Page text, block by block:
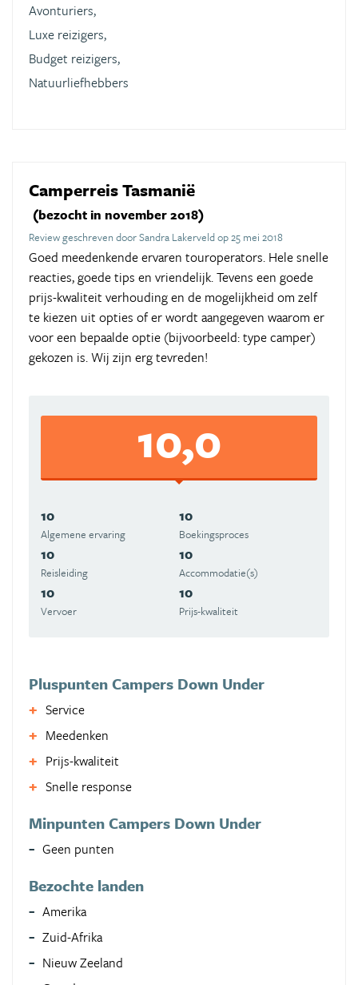
Avonturiers,
Luxe reizigers,
Budget reizigers,
Natuurliefhebbers
Camperreis Tasmanië
(bezocht in november 2018)
Review geschreven door Sandra Lakerveld op 25 mei 2018
Goed meedenkende ervaren touroperators. Hele snelle
reacties, goede tips en vriendelijk. Tevens een goede
prijs-kwaliteit verhouding en de mogelijkheid om zelf
te kiezen uit opties of er wordt aangegeven waarom er
voor een bepaalde optie (bijvoorbeeld: type camper)
gekozen is. Wij zijn erg tevreden!
10,0
10
Algemene ervaring
10
Boekingsproces
10
Reisleiding
10
Accommodatie(s)
10
Vervoer
10
Prijs-kwaliteit
Pluspunten Campers Down Under
Service
Meedenken
Prijs-kwaliteit
Snelle response
Minpunten Campers Down Under
Geen punten
Bezochte landen
Amerika
Zuid-Afrika
Nieuw Zeeland